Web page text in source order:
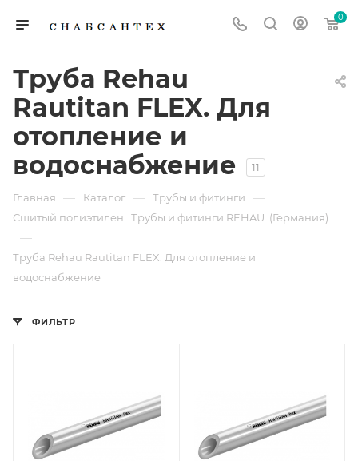
0
Труба Rehau
Rautitan FLEX. Для
отопление и
водоснабжение
11
Главная — Каталог — Трубы и фитинги —
Сшитый полиэтилен . Трубы и фитинги REHAU. (Германия)
—
Труба Rehau Rautitan FLEX. Для отопление и
водоснабжение
ФИЛЬТР